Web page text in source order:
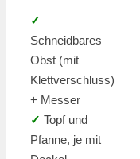
✓
Schneidbares
Obst (mit
Klettverschluss)
+ Messer
✓ Topf und
Pfanne, je mit